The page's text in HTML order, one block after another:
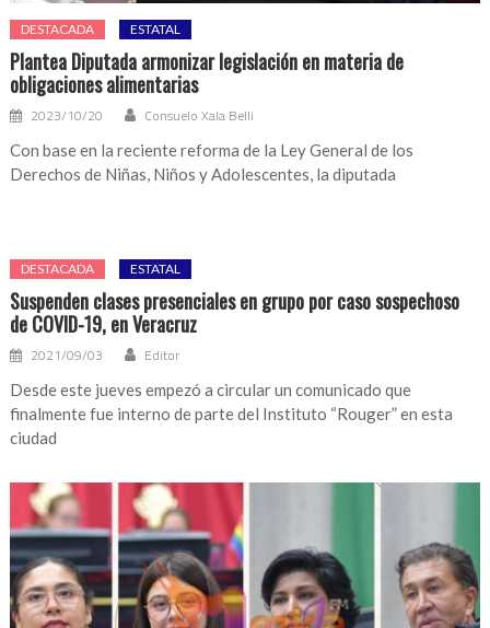
DESTACADA ESTATAL
Plantea Diputada armonizar legislación en materia de
obligaciones alimentarias
2023/10/20 Consuelo Xala Belli
Con base en la reciente reforma de la Ley General de los
Derechos de Niñas, Niños y Adolescentes, la diputada
DESTACADA ESTATAL
Suspenden clases presenciales en grupo por caso sospechoso
de COVID-19, en Veracruz
2021/09/03 Editor
Desde este jueves empezó a circular un comunicado que
finalmente fue interno de parte del Instituto “Rouger” en esta
ciudad